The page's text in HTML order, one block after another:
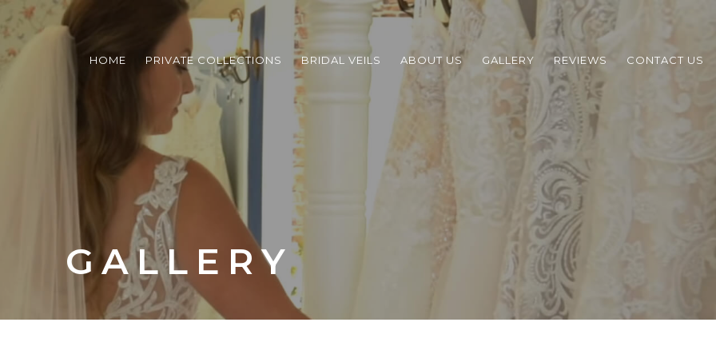
HOME PRIVATE COLLECTIONS BRIDAL VEILS ABOUT US GALLERY REVIEWS CONTACT US
GALLERY